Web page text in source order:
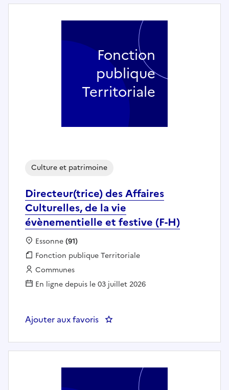
Directeur(trice) des Affaires
Culturelles, de la vie
évènementielle et festive (F-H)
Culture et patrimoine
Localisation :
Essonne(91)
Fonction publique :
Fonction publique Territoriale
Employeur :
Communes
En ligne depuis le 03 juillet 2026
Ajouter aux favoris : Directeur(trice) des Affaires
Fonction
publique
Territoriale